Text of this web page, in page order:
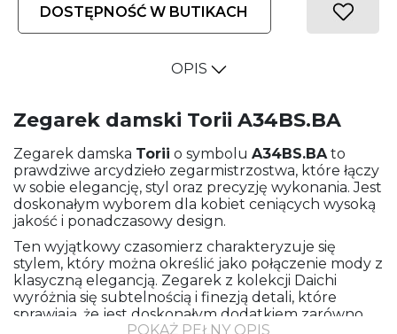
DOSTĘPNOŚĆ W BUTIKACH
OPIS
Zegarek damski Torii A34BS.BA
Zegarek damska Torii o symbolu A34BS.BAto
prawdziwe arcydzieło zegarmistrzostwa, które łączy
w sobie elegancję, styl oraz precyzję wykonania. Jest
doskonałym wyborem dla kobiet ceniących wysoką
jakość i ponadczasowy design.
Ten wyjątkowy czasomierz charakteryzuje się
stylem, który można określić jako połączenie mody z
klasyczną elegancją. Zegarek z kolekcji Daichi
wyróżnia się subtelnością i finezją detali, które
sprawiają, że jest doskonałym dodatkiem zarówno
POKAŻ PEŁNY OPIS